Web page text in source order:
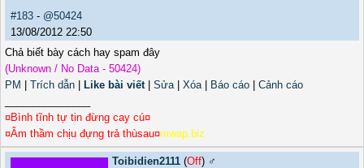
#183 - @50424
13/08/2012 22:50
Chả biết bày cách hay spam đây
(Unknown / No Data - 50424)
PM
Trích dẫn Like bài viết| Sửa| Xóa| Báo cáo
Cảnh cáo
¤Bình tĩnh tự tin đừng cay cú¤
¤Âm thầm chịu đựng trả thùsau¤mwap.biz
Toibidien2111 (Off) ♂️